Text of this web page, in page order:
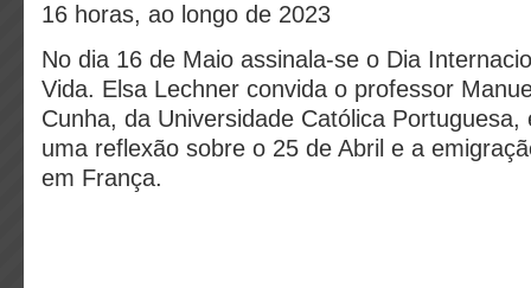
16 horas, ao longo de 2023
No dia 16 de Maio assinala-se o Dia
Vida. Elsa Lechner convida o professor
Cunha, da Universidade Católica Portuguesa,
uma reflexão sobre o 25 de Abril e a
em França.